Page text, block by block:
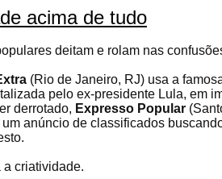
acima de tudo
deitam e rolam nas
(Rio de Janeiro, RJ) usa a
pelo ex-presidente Lula, em
derrotado, Expresso Popular
um anúncio de classificados
a criatividade.